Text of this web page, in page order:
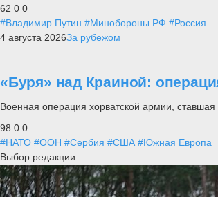
62 0 0
#Владимир Путин #Минобороны РФ #Россия
4 августа 2026За рубежом
«Буря» над Краиной:
Военная операция хорватской армии,
98 0 0
#НАТО #ООН #Сербия #США #Южная Европа
Выбор редакции